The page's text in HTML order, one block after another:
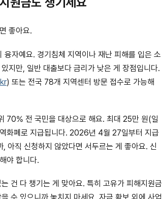
좋아요.
자예요. 경기침체 지역이나 재난 피해를 입은 소
지만, 일반 대출보다 금리가 낮은 게 장점입니다.
) 또는 전국 78개 지역센터 방문 접수로 가능해
70% 전 국민을 대상으로 해요. 최대 25만 원(일
화폐로 지급됩니다. 2026년 4월 27일부터 지급
직 신청하지 않았다면 서두르는 게 좋아요. 신
야 합니다.
건 다 챙기는 게 맞아요. 특히 고유가 피해지원금